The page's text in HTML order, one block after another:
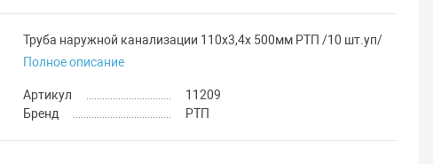
Труба наружной канализации 110х3,4х 500мм РТП /10 шт.уп/
Полное описание
Артикул
11209
Бренд
РТП